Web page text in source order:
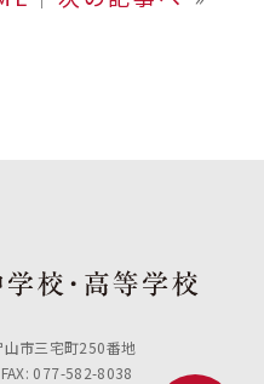
市三宅町250番地
077-582-8038